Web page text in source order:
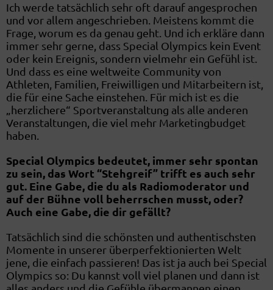
Ich werde tatsächlich sehr oft darauf angesprochen
und vor allem angeschrieben. Meistens kommt die
Frage, worum es da genau geht. Und ich erkläre dann
immer sehr gerne, dass Special Olympics kein Event
oder kein Ereignis, sondern vielmehr ein Gefühl ist.
Und dass es eine weltweite Community von
Athleten, Familien, Freiwilligen und Mitarbeitern ist,
die für eine Sache einstehen. Für mich ist es die
„herzlichere“ Sportveranstaltung als alle anderen
Veranstaltungen, die viel mehr Marketingbudget
haben.
Special Olympics bedeutet, immer sehr spontan
zu sein, das Wort “Stehgreif” trifft es auch sehr
gut. Eine Gabe, die du als Radiomoderator und
auf der Bühne voll beherrschen musst, oder?
Auch eine Gabe, die dir gefällt?
Tatsächlich sind die schönsten und authentischsten
Momente in unserer überperfektionierten Welt
jene, die einfach passieren! Das ist ja auch bei Special
Olympics so: Du kannst voll viel planen und dann ist